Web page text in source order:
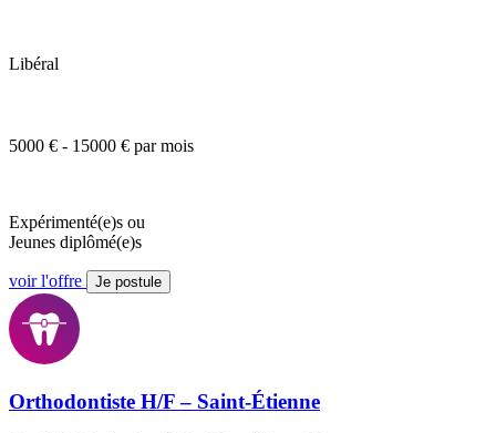
Libéral
5000 € - 15000 € par mois
Expérimenté(e)s ou
Jeunes diplômé(e)s
voir l'offre Je postule
Orthodontiste H/F – Saint-Étienne